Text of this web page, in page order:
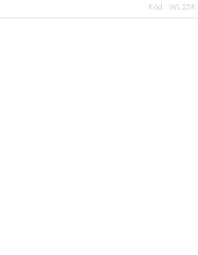
Kód: WL25R